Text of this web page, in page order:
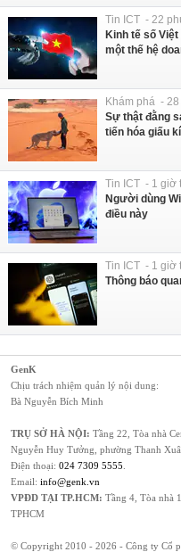
Tin ICT - 22
Kinh tế số
một thế hệ
Khám phá -
Sự thật đằng
tiến hóa giấu
Tin ICT - 1 giờ
Người dùng
điều này
Tin ICT - 1 giờ
Thông báo
GenK
Chịu trách nhiệm quản lý nội dung:
Bà Nguyễn Bích Minh
TRỤ SỞ HÀ NỘI: Tầng 22, Tòa nhà
Nguyễn Huy Tưởng, phường Thanh
Điện thoại: 024 7309 5555
Email: info@genk.vn
VPĐD TẠI TP.HCM: Tầng 4, Tòa nhà
TPHCM
© Copyright 2010 - 2026 - Công ty Cổ